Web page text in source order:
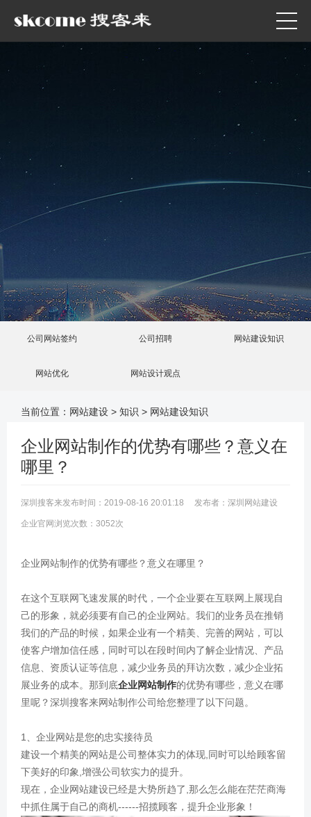
公司网站签约 公司招聘 网站建设知识
网站优化 网站设计观点
当前位置： 网站建设 > 知识 > 网站建设知识
企业网站制作的优势有哪些？意义在
哪里？
深圳搜客来发布时间：2019-08-16 20:01:18 发布者：深圳网站建设
企业官网浏览次数：3052次
企业网站制作的优势有哪些？意义在哪里？
在这个互联网飞速发展的时代，一个企业要在互联网上展现自
己的形象，就必须要有自己的企业网站。我们的业务员在推销
我们的产品的时候，如果企业有一个精美、完善的网站，可以
使客户增加信任感，同时可以在段时间内了解企业情况、产品
信息、资质认证等信息，减少业务员的拜访次数，减少企业拓
展业务的成本。那到底企业网站制作的优势有哪些，意义在哪
里呢？深圳搜客来网站制作公司给您整理了以下问题。
1、企业网站是您的忠实接待员
建设一个精美的网站是公司整体实力的体现,同时可以给顾客留
下美好的印象,增强公司软实力的提升。
现在，企业网站建设已经是大势所趋了,那么怎么能在茫茫商海
中抓住属于自己的商机------招揽顾客，提升企业形象！